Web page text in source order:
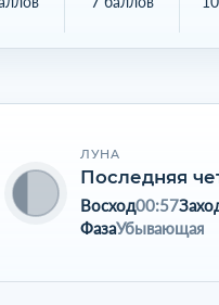
ЛУНА
Последняя
Восход00:57
ФазаУбывающая